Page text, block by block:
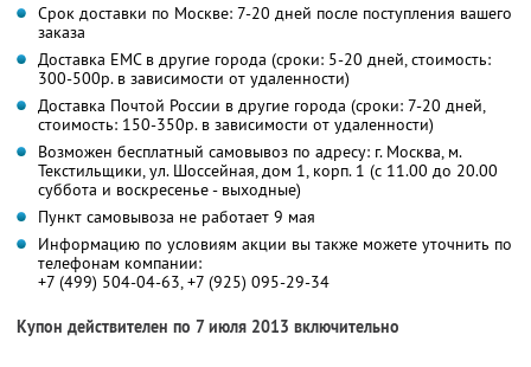
Срок доставки по Москве: 7-20 дней после поступления вашего
заказа
Доставка ЕМС в другие города (сроки: 5-20 дней, стоимость:
300-500р. в зависимости от удаленности)
Доставка Почтой России в другие города (сроки: 7-20 дней,
стоимость: 150-350р. в зависимости от удаленности)
Возможен бесплатный самовывоз по адресу: г. Москва, м.
Текстильщики, ул. Шоссейная, дом 1, корп. 1 (с 11.00 до 20.00
суббота и воскресенье - выходные)
Пункт самовывоза не работает 9 мая
Информацию по условиям акции вы также можете уточнить по
телефонам компании:
+7 (499) 504-04-63, +7 (925) 095-29-34
Купон действителен по 7 июля 2013 включительно